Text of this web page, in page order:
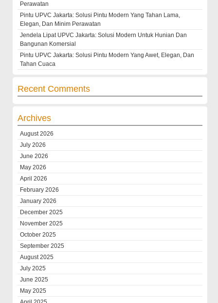
Perawatan
Pintu UPVC Jakarta: Solusi Pintu Modern Yang Tahan Lama,
Elegan, Dan Minim Perawatan
Jendela Lipat UPVC Jakarta: Solusi Modern Untuk Hunian Dan
Bangunan Komersial
Pintu UPVC Jakarta: Solusi Pintu Modern Yang Awet, Elegan, Dan
Tahan Cuaca
Recent Comments
Archives
August 2026
July 2026
June 2026
May 2026
April 2026
February 2026
January 2026
December 2025
November 2025
October 2025
September 2025
August 2025
July 2025
June 2025
May 2025